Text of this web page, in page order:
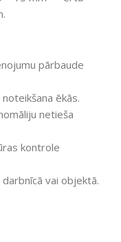
pārbaude
ēkās.
netieša
kontrole
vai objektā.